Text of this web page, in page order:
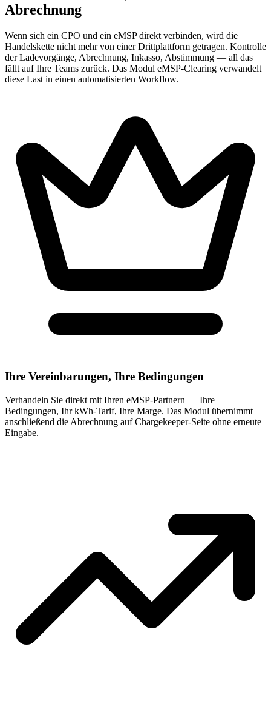
Abrechnung
Wenn sich ein CPO und ein eMSP direkt verbinden, wird die
Handelskette nicht mehr von einer Drittplattform getragen. Kontrolle
der Ladevorgänge, Abrechnung, Inkasso, Abstimmung — all das
fällt auf Ihre Teams zurück. Das Modul eMSP-Clearing verwandelt
diese Last in einen automatisierten Workflow.
Ihre Vereinbarungen, Ihre Bedingungen
Verhandeln Sie direkt mit Ihren eMSP-Partnern — Ihre
Bedingungen, Ihr kWh-Tarif, Ihre Marge. Das Modul übernimmt
anschließend die Abrechnung auf Chargekeeper-Seite ohne erneute
Eingabe.